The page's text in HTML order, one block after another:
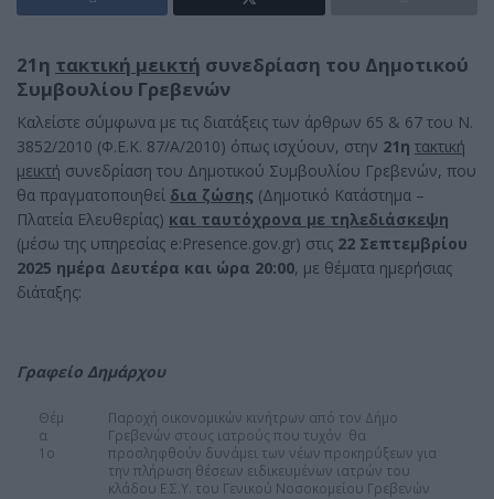
21η τακτική μεικτή συνεδρίαση του Δημοτικού
Συμβουλίου Γρεβενών
Καλείστε σύμφωνα με τις διατάξεις των άρθρων 65 & 67 του Ν.
3852/2010 (Φ.Ε.Κ. 87/Α/2010) όπως ισχύουν, στην 21η τακτική
μεικτή συνεδρίαση του Δημοτικού Συμβουλίου Γρεβενών, που
θα πραγματοποιηθεί δια ζώσης (Δημοτικό Κατάστημα –
Πλατεία Ελευθερίας) και ταυτόχρονα με τηλεδιάσκεψη
(μέσω της υπηρεσίας e:Presence.gov.gr) στις 22 Σεπτεμβρίου
2025 ημέρα Δευτέρα και ώρα 20:00, με θέματα ημερήσιας
διάταξης:
Γραφείο Δημάρχου
Θέμ
α
1ο
Παροχή οικονομικών κινήτρων από τον Δήμο
Γρεβενών στους ιατρούς που τυχόν θα
προσληφθούν δυνάμει των νέων προκηρύξεων για
την πλήρωση θέσεων ειδικευμένων ιατρών του
κλάδου Ε.Σ.Υ. του Γενικού Νοσοκομείου Γρεβενών